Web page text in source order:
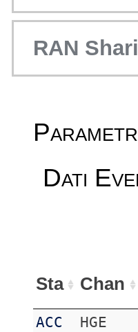
RAN
Dati
Sta Chan
ACC HGE